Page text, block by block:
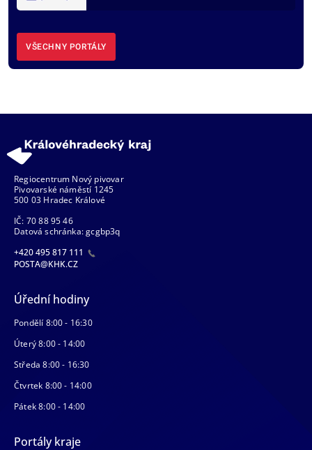
VŠECHNY PORTÁLY
Regiocentrum Nový pivovar
Pivovarské náměstí 1245
500 03 Hradec Králové
IČ: 70 88 95 46
Datová schránka: gcgbp3q
+420 495 817 111
POSTA@KHK.CZ
Úřední hodiny
Pondělí 8:00 - 16:30
Úterý 8:00 - 14:00
Středa 8:00 - 16:30
Čtvrtek 8:00 - 14:00
Pátek 8:00 - 14:00
Portály kraje